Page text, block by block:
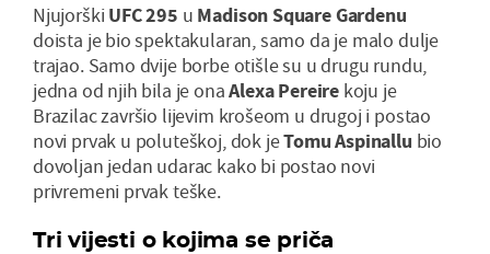
Njujorški UFC 295 u Madison SquareGardenu
doista je bio spektakularan, samo da je malo dulje
trajao. Samo dvije borbe otišle su u drugu rundu,
jedna od njih bila je onaAlexa Pereire koju je
Brazilac završio lijevim krošeom u drugoj i postao
novi prvak u poluteškoj, dok jeTomuAspinallu bio
dovoljan jedan udarac kako bi postao novi
privremeni prvak teške.
Tri vijesti o kojima se priča